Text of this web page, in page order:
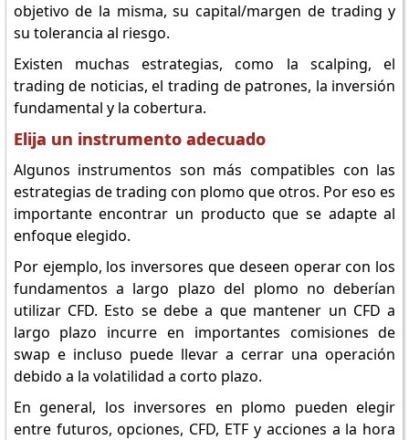
objetivo de la misma, su capital/margen de trading y
su tolerancia al riesgo.
Existen muchas estrategias, como la scalping, el
trading de noticias, el trading de patrones, la inversión
fundamental y la cobertura.
Elija un instrumento adecuado
Algunos instrumentos son más compatibles con las
estrategias de trading con plomo que otros. Por eso es
importante encontrar un producto que se adapte al
enfoque elegido.
Por ejemplo, los inversores que deseen operar con los
fundamentos a largo plazo del plomo no deberían
utilizar CFD. Esto se debe a que mantener un CFD a
largo plazo incurre en importantes comisiones de
swap e incluso puede llevar a cerrar una operación
debido a la volatilidad a corto plazo.
En general, los inversores en plomo pueden elegir
entre futuros, opciones, CFD, ETF y acciones a la hora